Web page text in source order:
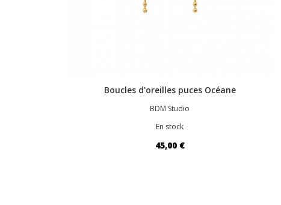
Boucles d'oreilles puces Océane
BDM Studio
En stock
45,00 €